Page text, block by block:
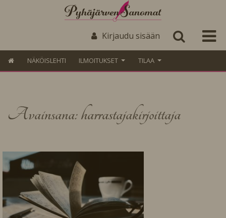
Kirjaudu sisään
NÄKÖISLEHTI ILMOITUKSET TILAA
Avainsana: harrastajakirjoittaja